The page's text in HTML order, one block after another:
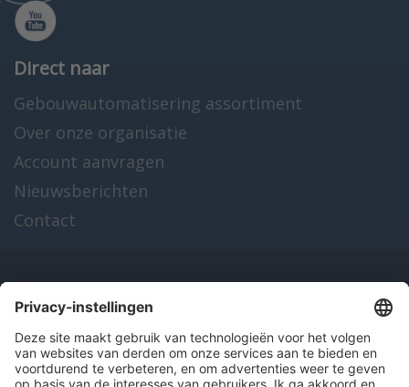
Direct naar
Gebouwautomatisering assortiment
Over onze organisatie
Account aanvragen
Nieuwsberichten
Contact
Onze producten
en diensten
Over Hitma